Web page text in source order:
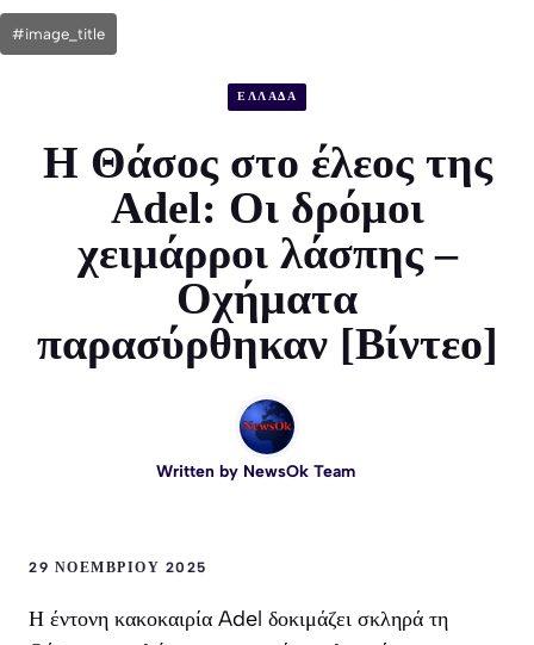
#image_title
ΕΛΛΑΔΑ
Η Θάσος στο έλεος της
Adel: Οι δρόμοι
χειμάρροι λάσπης –
Οχήματα
παρασύρθηκαν [Βίντεο]
Written by NewsOk Team
29 ΝΟΕΜΒΡΊΟΥ 2025
Η έντονη κακοκαιρία Adel δοκιμάζει σκληρά τη